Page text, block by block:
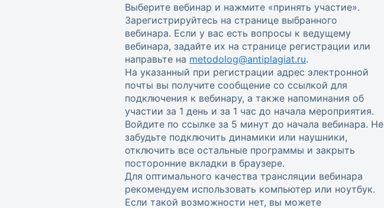
Выберите вебинар и нажмите «принять участие».
Зарегистрируйтесь на странице выбранного
вебинара. Если у вас есть вопросы к ведущему
вебинара, задайте их на странице регистрации или
направьте на metodolog@antiplagiat.ru.
На указанный при регистрации адрес электронной
почты вы получите сообщение со ссылкой для
подключения к вебинару, а также напоминания об
участии за 1 день и за 1 час до начала мероприятия.
Войдите по ссылке за 5 минут до начала вебинара. Не
забудьте подключить динамики или наушники,
отключить все остальные программы и закрыть
посторонние вкладки в браузере.
Для оптимального качества трансляции вебинара
рекомендуем использовать компьютер или ноутбук.
Если такой возможности нет, вы можете